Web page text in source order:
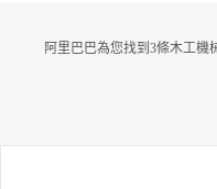
阿里巴巴為您找到3條木工